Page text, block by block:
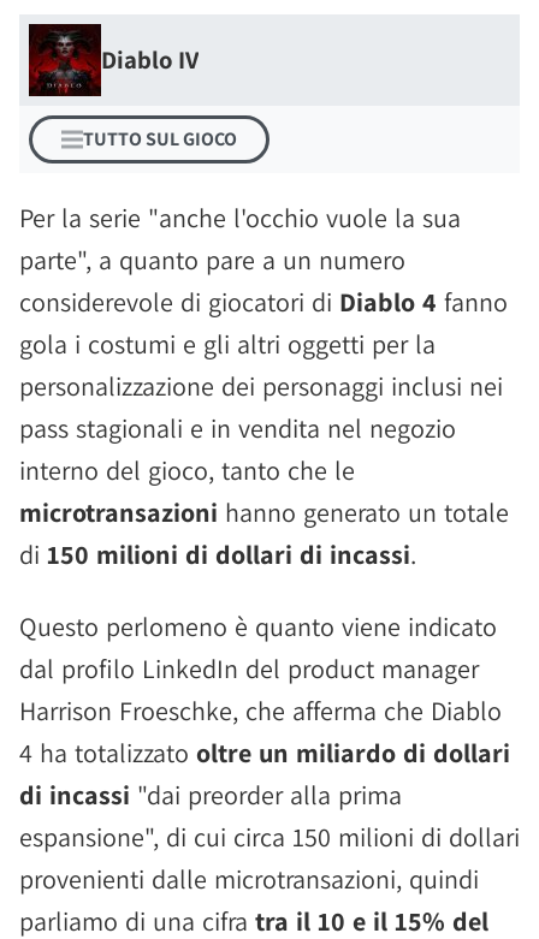
Diablo IV
TUTTO SUL GIOCO
Per la serie "anche l'occhio vuole la sua
parte", a quanto pare a un numero
considerevole di giocatori di Diablo 4 fanno
gola i costumi e gli altri oggetti per la
personalizzazione dei personaggi inclusi nei
pass stagionali e in vendita nel negozio
interno del gioco, tanto che le
microtransazioni hanno generato un totale
di 150 milioni di dollari di incassi.
Questo perlomeno è quanto viene indicato
dal profilo LinkedIn del product manager
Harrison Froeschke, che afferma che Diablo
4 ha totalizzato oltre un miliardo di dollari
di incassi "dai preorder alla prima
espansione", di cui circa 150 milioni di dollari
provenienti dalle microtransazioni, quindi
parliamo di una cifra tra il 10 e il 15% del